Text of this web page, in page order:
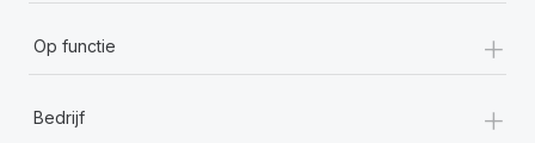
Op functie +
Bedrijf +